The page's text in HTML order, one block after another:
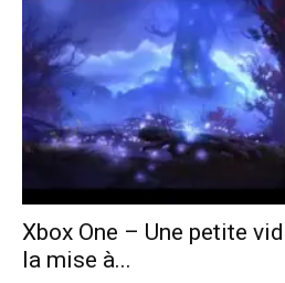
Xbox One – Une petite
la mise à...